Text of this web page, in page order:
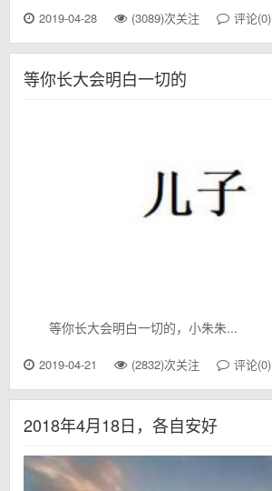
2019-04-28 (3089)次关注 评论(0)
等你长大会明白一切的
等你长大会明白一切的，小朱朱...
2019-04-21 (2832)次关注 评论(0)
2018年4月18日，各自安好